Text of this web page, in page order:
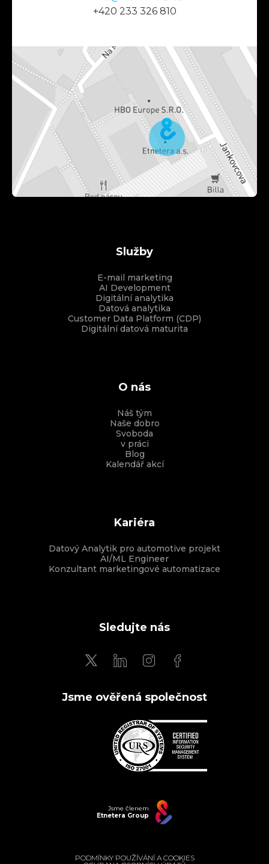
+420 233 326 810
Služby
E-mail marketing
AI Development
Digitální analytika
Datová analytika
Customer Data Platform (CDP)
Digitální datová maturita
O nás
Náš tým
Naše dobro
Svoboda
v práci
Blog
Kalendář akcí
Kariéra
Datový Analytik pro automotive projekt
AI/ML Engineer
Konzultant marketingové automatizace
Sledujte nás
Jsme ověřená společnost
Jsme členem
Etnetera Group
PODMÍNKY POUŽÍVÁNÍ A COOKIES